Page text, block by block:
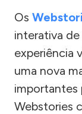
Os
interativa
experiência
uma nova
importantes
Webstories